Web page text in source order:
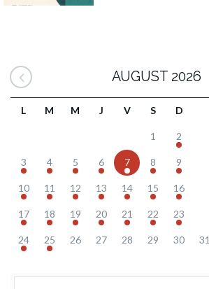
AUGUST 2026
L M M J V S D
1 2
3 4 5 6 7 8 9
10 11 12 13 14 15 16
17 18 19 20 21 22 23
24 25 26 27 28 29 30 31